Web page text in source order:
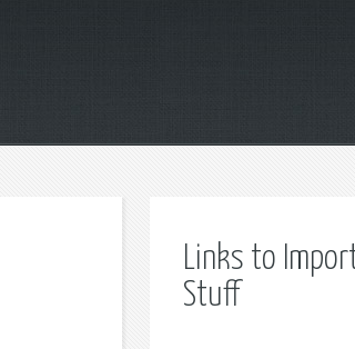
Links to
Stuff